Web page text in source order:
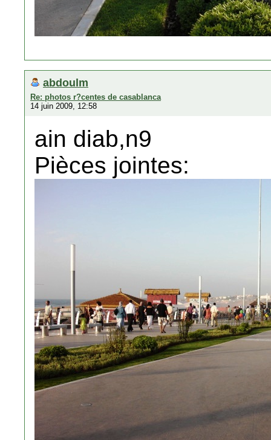
abdoulm
Re: photos r?centes de casablanca
14 juin 2009, 12:58
ain diab,n9
Pièces jointes: